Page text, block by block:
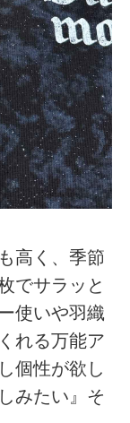
高く、季節
でサラッと
使いや羽織
れる万能ア
個性が欲し
みたい』そ